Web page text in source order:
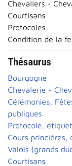
Chevaliers -
Courtisans
Protocoles
Condition de la
Thésaurus
Bourgogne
Chevalerie -
Cérémonies,
publiques
Protocole,
Cours princières,
Valois (grands
Courtisans